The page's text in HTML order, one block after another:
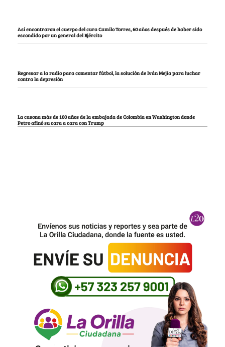
Así encontraron el cuerpo del cura Camilo Torres, 60 años después de haber sido
escondido por un general del Ejército
Regresar a la radio para comentar fútbol, la solución de Iván Mejía para luchar
contra la depresión
La casona más de 100 años de la embajada de Colombia en Washington donde
Petro afinó su cara a cara con Trump